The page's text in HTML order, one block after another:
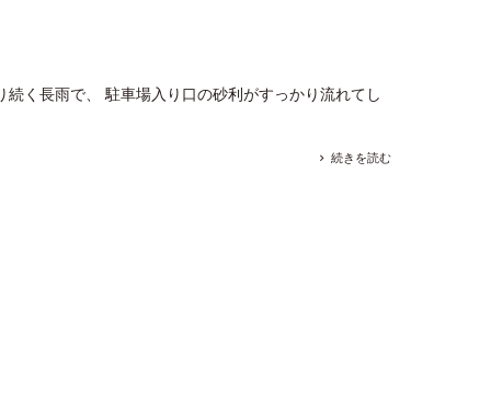
く長雨で、 駐車場入り口の砂利がすっかり流れてし
続きを読む